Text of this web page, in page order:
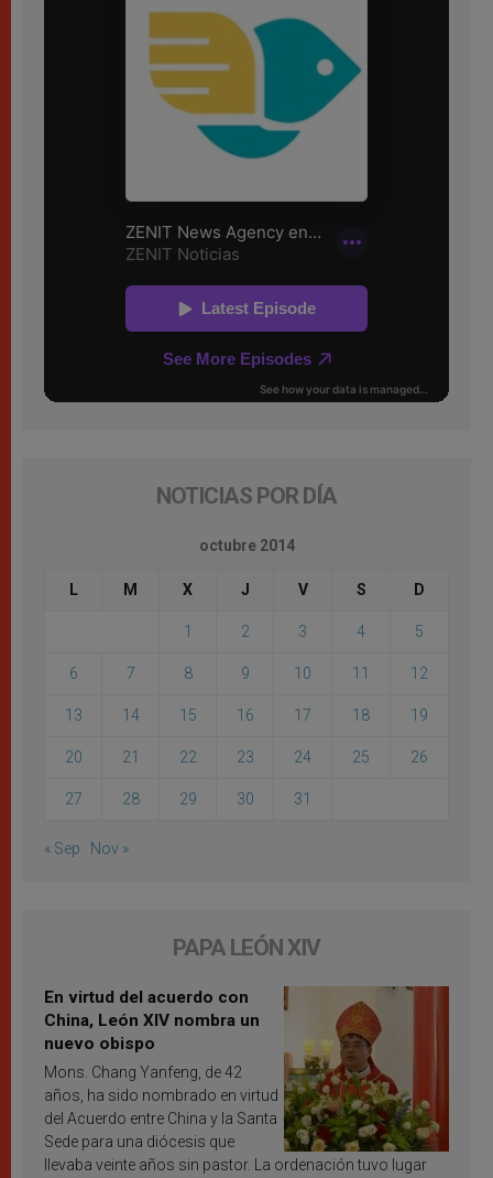
NOTICIAS POR DÍA
octubre 2014
L M X J V S D
1 2 3 4 5
6 7 8 9 10 11 12
13 14 15 16 17 18 19
20 21 22 23 24 25 26
27 28 29 30 31
« Sep Nov »
PAPA LEÓN XIV
En virtud del acuerdo con
China, León XIV nombra un
nuevo obispo
Mons. Chang Yanfeng, de 42
años, ha sido nombrado en virtud
del Acuerdo entre China y la Santa
Sede para una diócesis que
llevaba veinte años sin pastor. La ordenación tuvo lugar